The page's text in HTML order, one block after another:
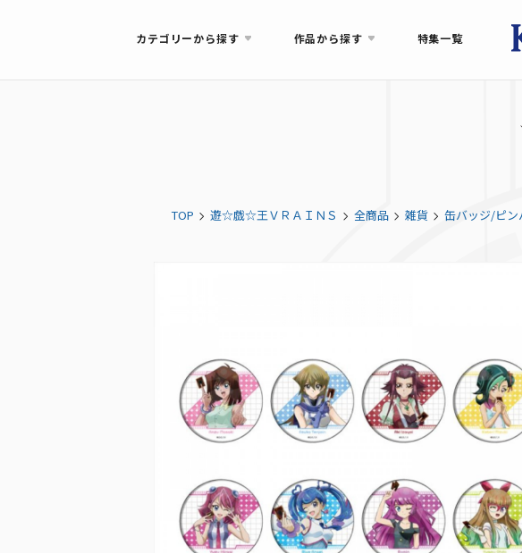
カテゴリーから探す 作品から探す 特集一覧
TOP 遊☆戯☆王ＶＲＡＩＮＳ 全商品 雑貨 缶バッジ/ピン